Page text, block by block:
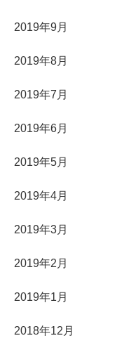
2019年9月
2019年8月
2019年7月
2019年6月
2019年5月
2019年4月
2019年3月
2019年2月
2019年1月
2018年12月